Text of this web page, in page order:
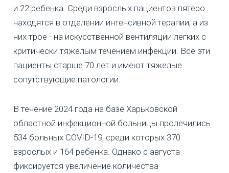
и 22 ребенка. Среди взрослых пациентов пятеро
находятся в отделении интенсивной терапии, а из
них трое - на искусственной вентиляции легких с
критически тяжелым течением инфекции. Все эти
пациенты старше 70 лет и имеют тяжелые
сопутствующие патологии.
В течение 2024 года на базе Харьковской
областной инфекционной больницы пролечились
534 больных COVID-19, среди которых 370
взрослых и 164 ребенка. Однако с августа
фиксируется увеличение количества